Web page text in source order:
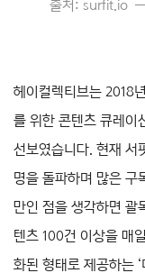
출처: surfit.io ─
헤이컬렉티브는 2018
를 위한 콘텐츠 큐레이
선보였습니다. 현재 서
명을 돌파하며 많은 구
만인 점을 생각하면 괄
텐츠 100건 이상을 매
화된 형태로 제공하는